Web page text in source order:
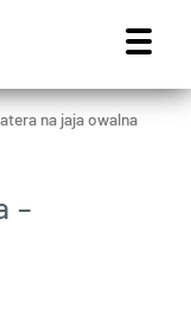
na jaja owalna
–